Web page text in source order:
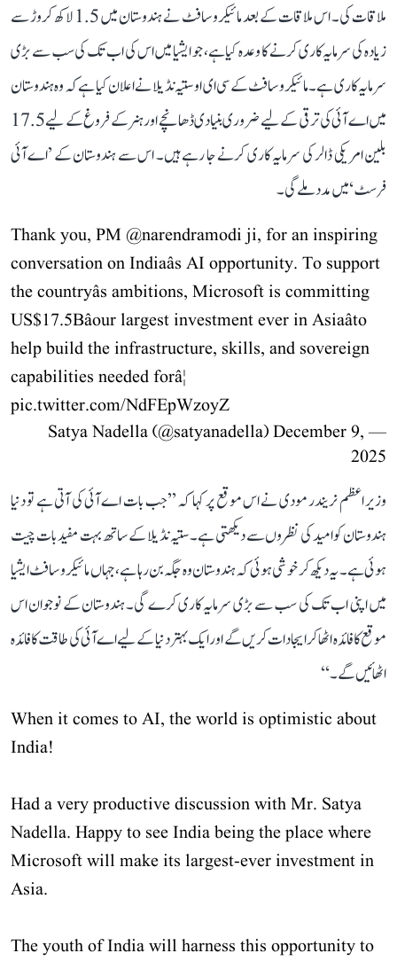
ملاقات کی۔ اس ملاقات کے بعد مائیکروسافٹ نے ہندوستان میں 1.5 لاکھ کروڑ سے
زیادہ کی سرمایہ کاری کرنے کا وعدہ کیا ہے، جو ایشیا میں اس کی اب تک کی سب سے بڑی
سرمایہ کاری ہے۔ مائیکروسافٹ کے سی ای او ستیہ نڈیلا نے اعلان کیا ہے کہ وہ ہندوستان
میں اے آئی کی ترقی کے لیے ضروری بنیادی ڈھانچے اور ہنر کے فروغ کے لیے 17.5
بلین امریکی ڈالر کی سرمایہ کاری کرنے جا رہے ہیں۔ اس سے ہندوستان کے ’اے آئی
فرسٹ‘ میں مدد ملے گی۔
Thank you, PM @narendramodi ji, for an inspiring
conversation on Indiaâs AI opportunity. To support
the countryâs ambitions, Microsoft is committing
US$17.5Bâour largest investment ever in Asiaâto
help build the infrastructure, skills, and sovereign
capabilities needed forâ¦
pic.twitter.com/NdFEpWzoyZ
— Satya Nadella (@satyanadella)
December 9,
2025
وزیر اعظم نریندر مودی نے اس موقع پر کہا کہ ’’جب بات اے آئی کی آتی ہے تو دنیا
ہندوستان کو امید کی نظروں سے دیکھتی ہے۔ ستیہ نڈیلا کے ساتھ بہت مفید بات چیت
ہوئی ہے۔ یہ دیکھ کر خوشی ہوئی کہ ہندوستان وہ جگہ بن رہا ہے، جہاں مائیکروسافٹ ایشیا
میں اپنی اب تک کی سب سے بڑی سرمایہ کاری کرے گی۔ ہندوستان کے نوجوان اس
موقع کا فائدہ اٹھا کر ایجادات کریں گے اور ایک بہتر دنیا کے لیے اے آئی کی طاقت کا فائدہ
اٹھائیں گے۔‘‘
When it comes to AI, the world is optimistic about
India!
Had a very productive discussion with Mr. Satya
Nadella. Happy to see India being the place where
Microsoft will make its largest-ever investment in
Asia.
The youth of India will harness this opportunity to